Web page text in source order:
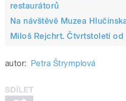
restaurátorů
Na návštěvě Muzea
Miloš Rejchrt. Čtvrtstoletí od
autor: Petra Štrymplová